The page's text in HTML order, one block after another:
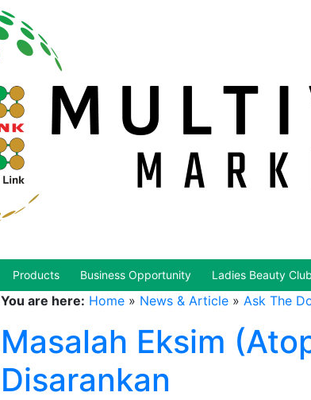
Products Business Opportunity Ladies Beauty Club
You are here: Home » News & Article » Ask The
Masalah Eksim
Disarankan